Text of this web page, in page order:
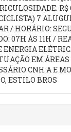
R$
7
/ HORÁRIO:
07H ÀS 11H /
ENERGIA
EM
CNH A E
ESTILO BROS